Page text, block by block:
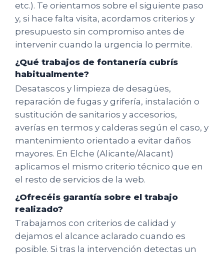
etc.). Te orientamos sobre el siguiente paso
y, si hace falta visita, acordamos criterios y
presupuesto sin compromiso antes de
intervenir cuando la urgencia lo permite.
¿Qué trabajos de fontanería cubrís
habitualmente?
Desatascos y limpieza de desagües,
reparación de fugas y grifería, instalación o
sustitución de sanitarios y accesorios,
averías en termos y calderas según el caso, y
mantenimiento orientado a evitar daños
mayores. En Elche (Alicante/Alacant)
aplicamos el mismo criterio técnico que en
el resto de servicios de la web.
¿Ofrecéis garantía sobre el trabajo
realizado?
Trabajamos con criterios de calidad y
dejamos el alcance aclarado cuando es
posible. Si tras la intervención detectas un